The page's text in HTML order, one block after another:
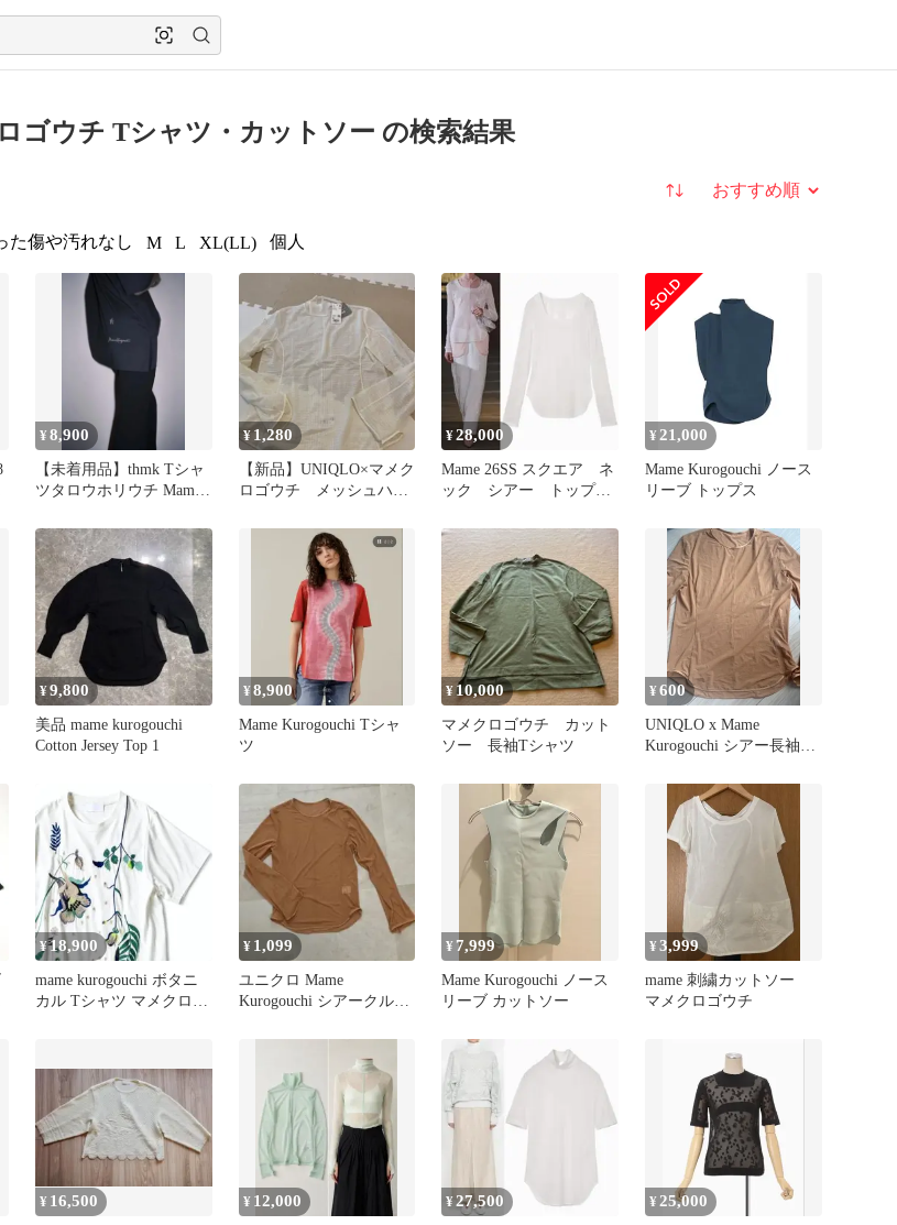
ゴウチ Tシャツ・カットソー の検索結果
並び替え
た傷や汚れなし M L XL(LL) 個人
¥8,900
【未着用品】thmk Tシャ
ツタロウホリウチ Mame
¥ 1,280
【新品】UNIQLO×マメク
ロゴウチ メッシュハイ
¥28,000
Mame 26SS スクエア ネ
ック シアー トップ
袖
¥ 21,000
Mame Kurogouchi ノース
リーブ トップス
¥9,800
美品 mame kurogouchi
Cotton Jersey Top 1
¥8,900
Mame Kurogouchi Tシャ
ツ
¥10,000
マメクロゴウチ カット
ソー 長袖Tシャツ
¥600
UNIQLO x Mame
Kurogouchi シアー長袖カ
¥18,900
mame kurogouchi ボタニ
カル Tシャツ マメクロゴ
¥ 1,099
ユニクロ Mame
Kurogouchi シアークルー
¥ 7,999
Mame Kurogouchi ノース
リーブ カットソー
¥3,999
mame 刺繍カットソー
マメクロゴウチ
¥ 16,500 ¥ 12,000 ¥27,500 ¥ 25,000